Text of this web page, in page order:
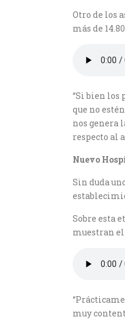
Otro de los
más de
“Si bien los
que no
nos genera
respecto al
Nuevo
Sin duda
Sobre esta
muestran
muy